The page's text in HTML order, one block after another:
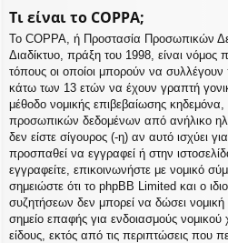
Τι είναι το COPPA;
Το COPPA, ή Προστασία Προσωπικών
Διαδίκτυο, πράξη του 1998, είναι νόμος
τόπους οι οποίοι μπορούν να
κάτω των 13 ετών να έχουν γραπτή
μέθοδο νομικής επιβεβαίωσης
προσωπικών δεδομένων από ανήλικο
δεν είστε σίγουρος (-η) αν αυτό ισχύει
προσπαθεί να εγγραφεί ή στην
εγγραφείτε, επικοινωνήστε με νομικό
σημειώστε ότι το phpBB Limited και ο
συζητήσεων δεν μπορεί να δώσει νομική
σημείο επαφής για ενδοιασμούς
είδους, εκτός από τις περιπτώσεις που